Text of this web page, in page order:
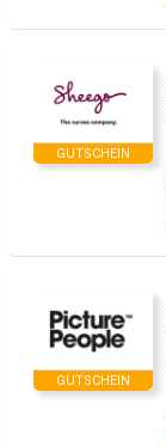
GUTSCHEIN
GUTSCHEIN